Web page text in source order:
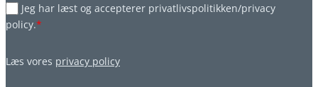
Jeg har læst og accepterer privatlivspolitikken/privacy
policy.*
Læs vores privacy policy